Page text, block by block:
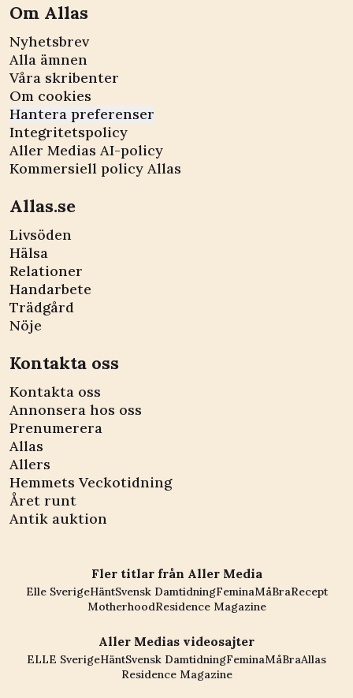
Om Allas
Nyhetsbrev
Alla ämnen
Våra skribenter
Om cookies
Hantera preferenser
Integritetspolicy
Aller Medias AI-policy
Kommersiell policy Allas
Allas.se
Livsöden
Hälsa
Relationer
Handarbete
Trädgård
Nöje
Kontakta oss
Kontakta oss
Annonsera hos oss
Prenumerera
Allas
Allers
Hemmets Veckotidning
Året runt
Antik auktion
Fler titlar från Aller Media
Elle SverigeHäntSvensk DamtidningFeminaMåBraRecept
MotherhoodResidence Magazine
Aller Medias videosajter
ELLE SverigeHäntSvensk DamtidningFeminaMåBraAllas
Residence Magazine